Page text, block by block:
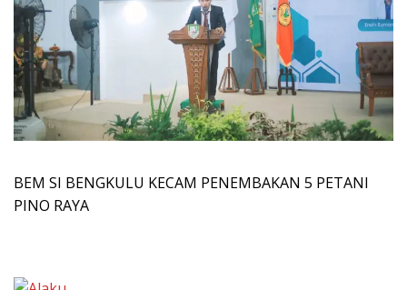
BEM SI BENGKULU KECAM PENEMBAKAN 5 PETANI
PINO RAYA